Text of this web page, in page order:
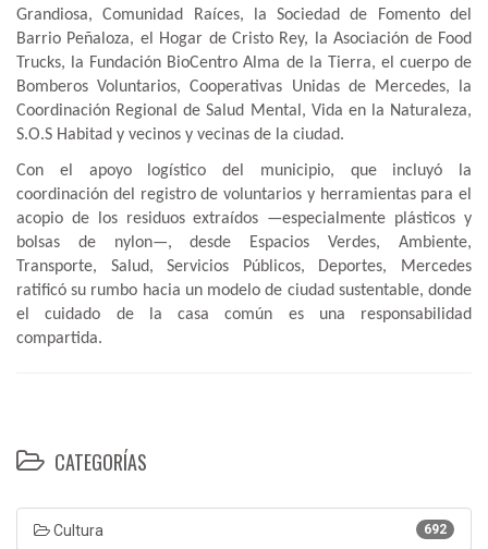
Grandiosa, Comunidad Raíces, la Sociedad de Fomento del
Barrio Peñaloza, el Hogar de Cristo Rey, la Asociación de Food
Trucks, la Fundación BioCentro Alma de la Tierra, el cuerpo de
Bomberos Voluntarios, Cooperativas Unidas de Mercedes, la
Coordinación Regional de Salud Mental, Vida en la Naturaleza,
S.O.S Habitad y vecinos y vecinas de la ciudad.
Con el apoyo logístico del municipio, que incluyó la
coordinación del registro de voluntarios y herramientas para el
acopio de los residuos extraídos —especialmente plásticos y
bolsas de nylon—, desde Espacios Verdes, Ambiente,
Transporte, Salud, Servicios Públicos, Deportes, Mercedes
ratificó su rumbo hacia un modelo de ciudad sustentable, donde
el cuidado de la casa común es una responsabilidad
compartida.
CATEGORÍAS
692
Cultura